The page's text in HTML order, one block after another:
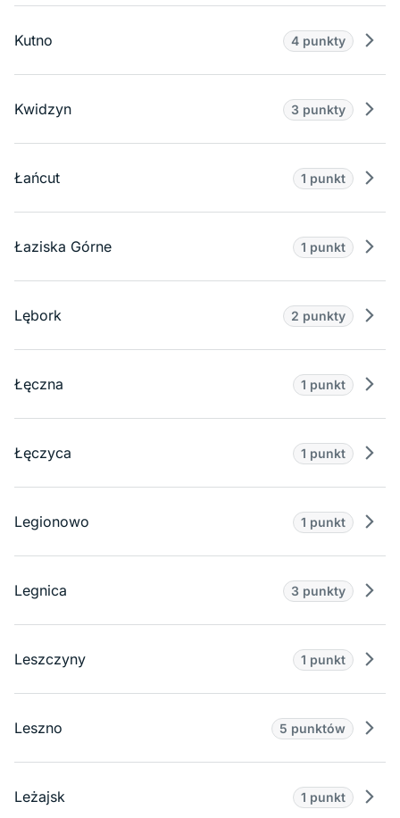
Kutno 4 punkty
Kwidzyn 3 punkty
Łańcut 1 punkt
Łaziska Górne 1 punkt
Lębork 2 punkty
Łęczna 1 punkt
Łęczyca 1 punkt
Legionowo 1 punkt
Legnica 3 punkty
Leszczyny 1 punkt
Leszno 5 punktów
Leżajsk 1 punkt